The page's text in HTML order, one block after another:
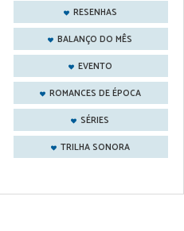
RESENHAS
BALANÇO DO MÊS
EVENTO
ROMANCES DE ÉPOCA
SÉRIES
TRILHA SONORA